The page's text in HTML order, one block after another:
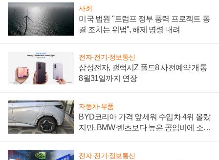
사회
미국 법원 "트럼프 정부 풍력 프로젝트 동
결 조치는 위법", 해제 명령 내려
전자·전기·정보통신
삼성전자, 갤럭시Z 폴드8 사전예약 개통
8월31일까지 연장
자동차·부품
BYD코리아 가격 앞세워 수입차 4위 올랐
지만, BMW·벤츠보다 높은 공임비에 소비
전자·전기·정보통신